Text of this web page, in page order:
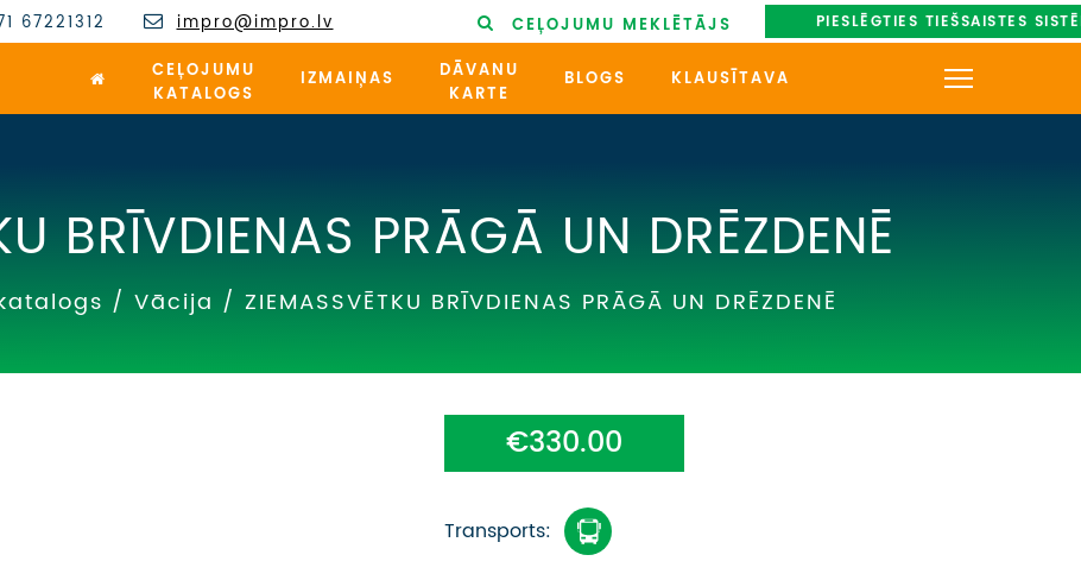
67221312 impro@impro.lv CEĻOJUMU MEKLĒTĀJS PIESLĒGTIES TIEŠSAISTES
CEĻOJUMU
KATALOGS
IZMAIŅAS
DĀVANU
KARTE
BLOGS KLAUSĪTAVA
PAR MUMS
BRĪVDIENAS PRĀGĀ UN DRĒZDENĒ
/ Vācija / ZIEMASSVĒTKU BRĪVDIENAS PRĀGĀ UN DRĒZDENĒ
€330.00
Transports: